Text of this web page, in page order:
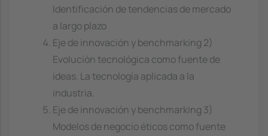
Identificación de tendencias de mercado
a largo plazo
Eje de innovación y benchmarking 2)
Evolución tecnológica como fuente de
ideas. La tecnología aplicada a la
industria.
Eje de innovación y benchmarking 3)
Modelos de negocio éticos como fuente